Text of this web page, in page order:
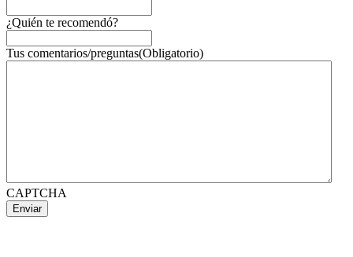
¿Quién te recomendó?
Tus comentarios/preguntas(Obligatorio)
CAPTCHA